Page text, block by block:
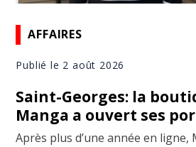
AFFAIRES
Publié le 2 août 2026
Saint-Georges: la
Manga a ouvert ses
Après plus d’une année en ligne,